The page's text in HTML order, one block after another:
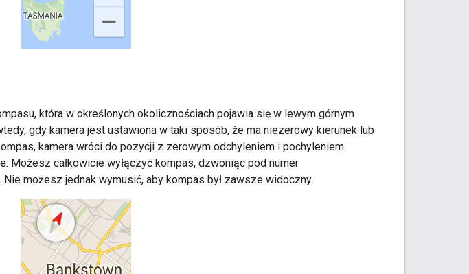
która w określonych okolicznościach pojawia się w lewym górnym
gdy kamera jest ustawiona w taki sposób, że ma niezerowy kierunek lub
kamera wróci do pozycji z zerowym odchyleniem i pochyleniem
Możesz całkowicie wyłączyć kompas, dzwoniąc pod numer
. Nie możesz jednak wymusić, aby kompas był zawsze widoczny.